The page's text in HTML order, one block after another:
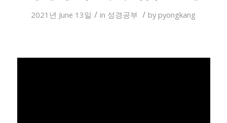
2021년 June 13일 / in 성경공부 / bypyongkang